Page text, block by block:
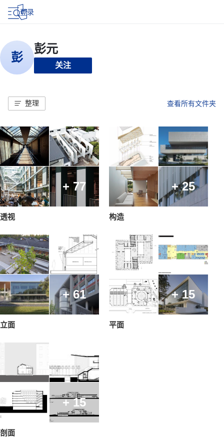
登录
关注
整理 查看所有文件夹
+ 77
透视
+ 25
构造
+ 61
立面
+ 15
平面
+ 15
剖面